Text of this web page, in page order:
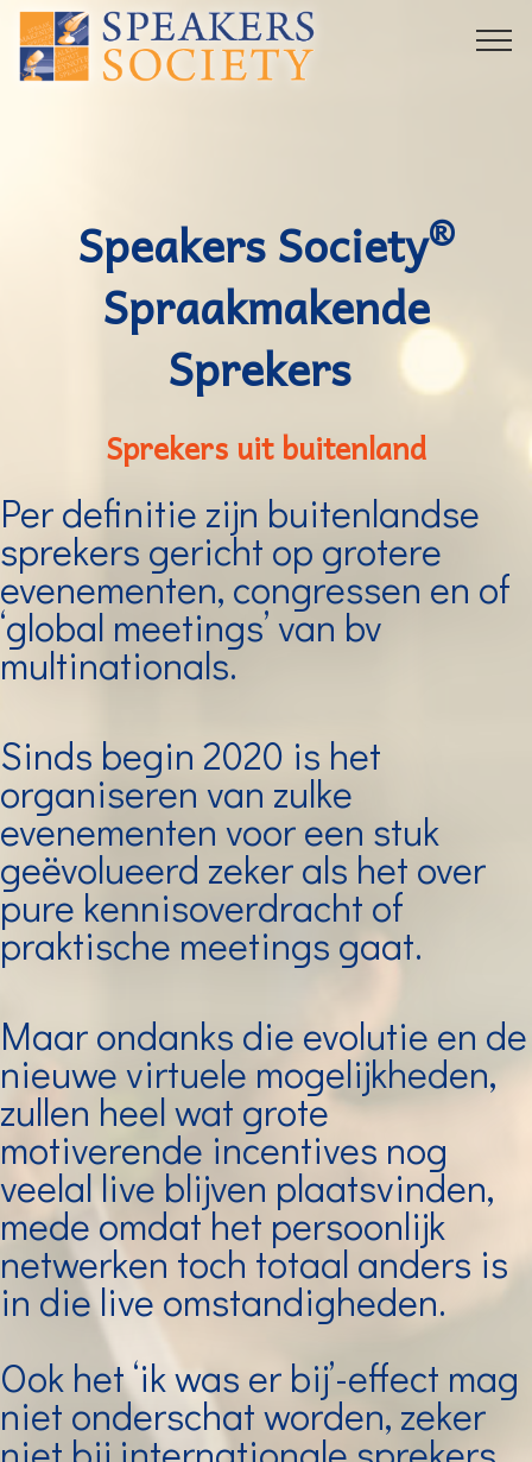
Speakers Society®
Spraakmakende
Sprekers
Sprekers uit buitenland
Per definitie zijn buitenlandse
sprekers gericht op grotere
evenementen, congressen en of
‘global meetings’ van bv
multinationals.
Sinds begin 2020 is het
organiseren van zulke
evenementen voor een stuk
geëvolueerd zeker als het over
pure kennisoverdracht of
praktische meetings gaat.
Maar ondanks die evolutie en de
nieuwe virtuele mogelijkheden,
zullen heel wat grote
motiverende incentives nog
veelal live blijven plaatsvinden,
mede omdat het persoonlijk
netwerken toch totaal anders is
in die live omstandigheden.
Ook het ‘ik was er bij’-effect mag
niet onderschat worden, zeker